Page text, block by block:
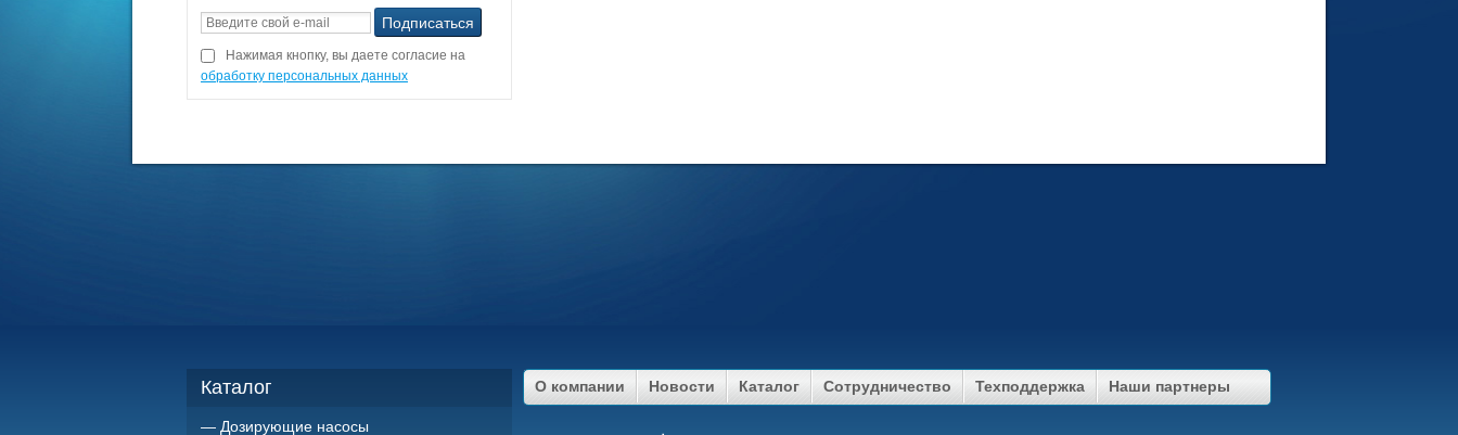
Нажимая кнопку, вы даете согласие на
обработку персональных данных
Каталог
Дозирующие насосы
О компании Новости Каталог Сотрудничество Техподдержка Наши партнеры